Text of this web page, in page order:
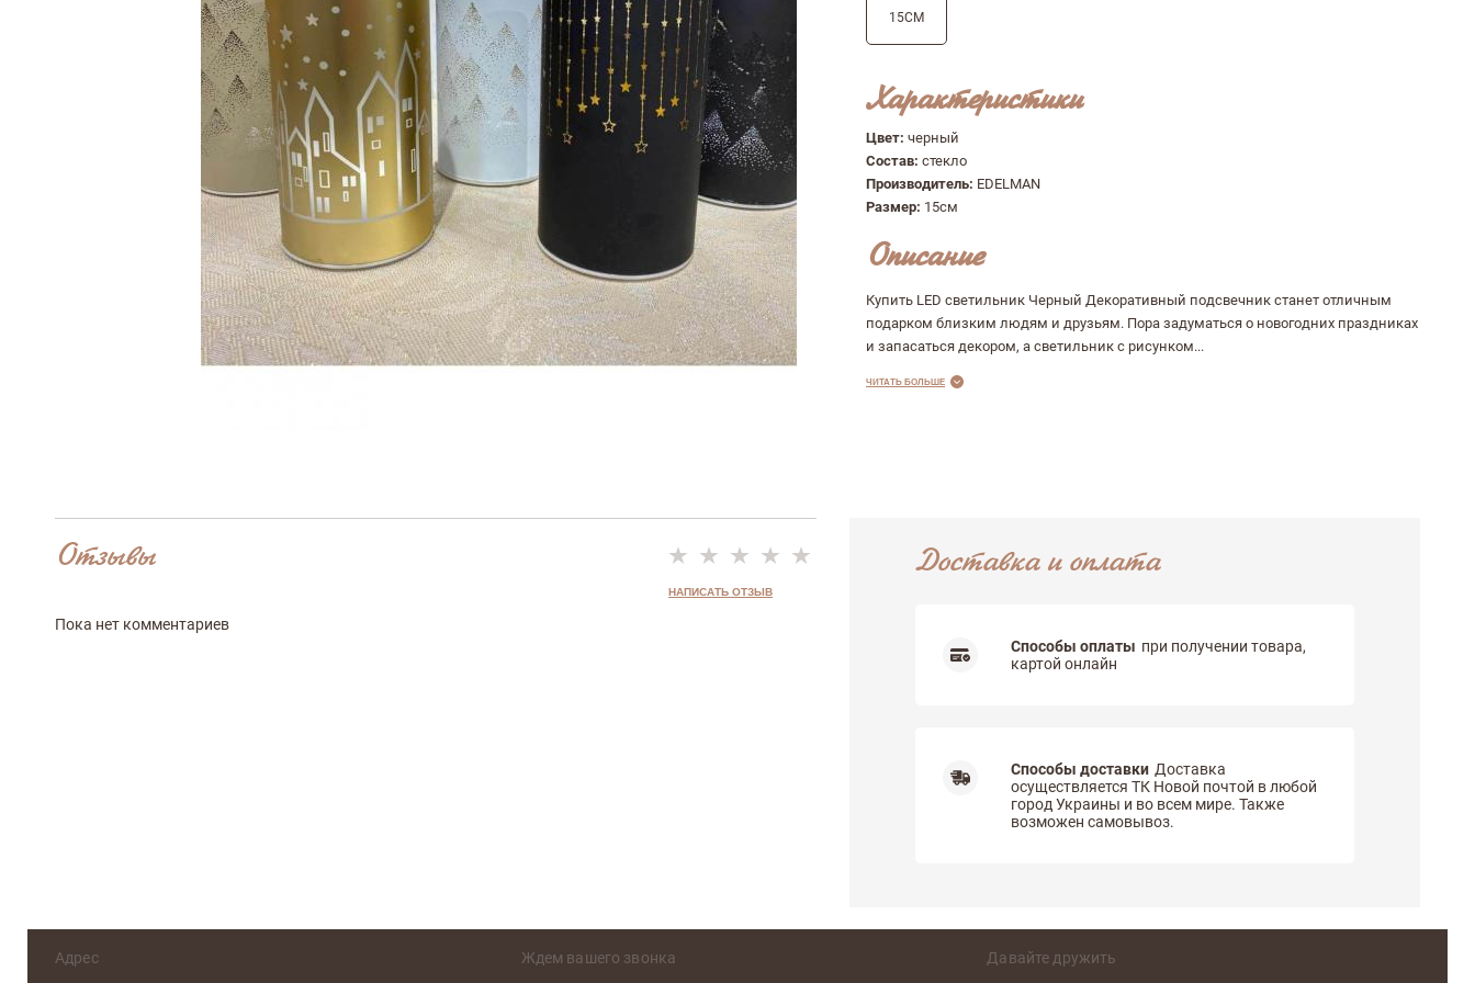
15СМ
Характеристики
Цвет:черный
Состав:стекло
Производитель: EDELMAN
Размер: 15см
Описание
Купить LED светильник Черный Декоративный подсвечник станет отличным
подарком близким людям и друзьям. Пора задуматься о новогодних праздниках
и запасаться декором, а светильник с рисунком...
ЧИТАТЬ БОЛЬШЕ
Доставка и оплата
Способы оплаты при получении товара,
картой онлайн
Способы доставки Доставка
осуществляется ТК Новой почтой в любой
город Украины и во всем мире. Также
возможен самовывоз.
Отзывы
НАПИСАТЬ ОТЗЫВ
Пока нет комментариев
Адрес Ждем вашего звонка Давайте дружить
Оставить отзыв
email